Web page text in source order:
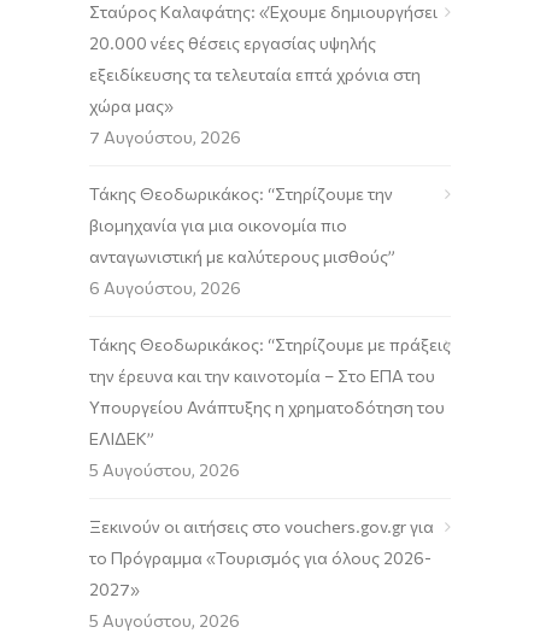
Σταύρος Καλαφάτης: «Έχουμε δημιουργήσει
20.000 νέες θέσεις εργασίας υψηλής
εξειδίκευσης τα τελευταία επτά χρόνια στη
χώρα μας»
7 Αυγούστου, 2026
Τάκης Θεοδωρικάκος: “Στηρίζουμε την
βιομηχανία για μια οικονομία πιο
ανταγωνιστική με καλύτερους μισθούς”
6 Αυγούστου, 2026
Τάκης Θεοδωρικάκος: “Στηρίζουμε με πράξεις
την έρευνα και την καινοτομία – Στο ΕΠΑ του
Υπουργείου Ανάπτυξης η χρηματοδότηση του
ΕΛΙΔΕΚ”
5 Αυγούστου, 2026
Ξεκινούν οι αιτήσεις στο vouchers.gov.gr για
το Πρόγραμμα «Τουρισμός για όλους 2026-
2027»
5 Αυγούστου, 2026